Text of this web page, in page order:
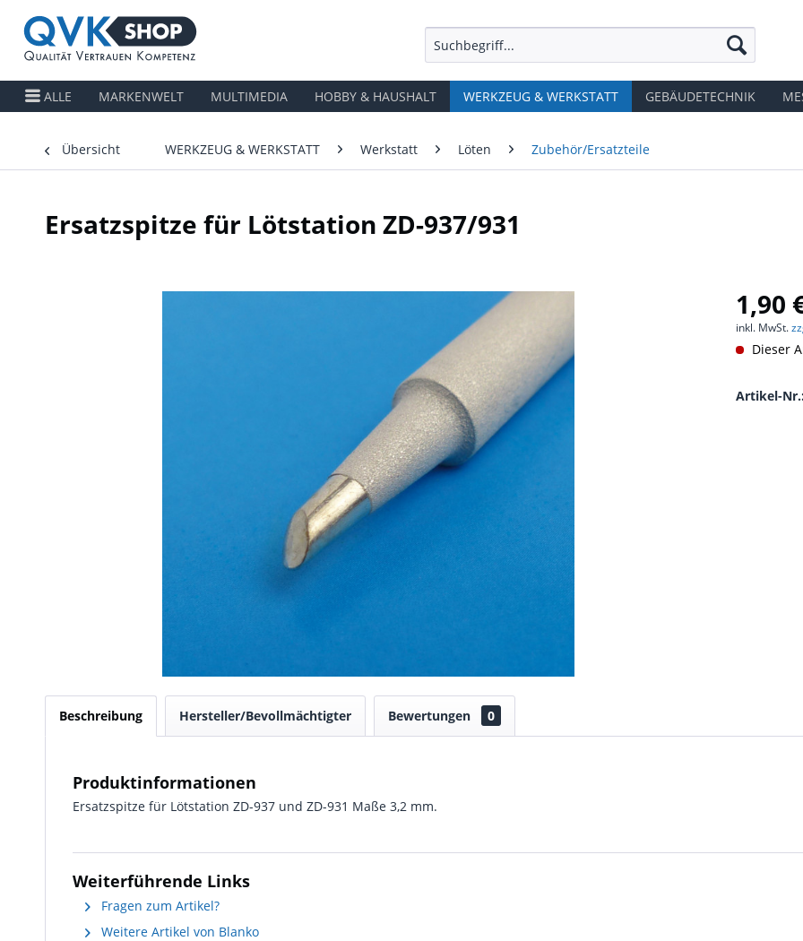
ALLE MARKENWELT MULTIMEDIA HOBBY & HAUSHALT WERKZEUG & WERKSTATT GEBÄUDETECHNIK
Übersicht WERKZEUG & WERKSTATT Werkstatt Löten Zubehör/Ersatzteile
Ersatzspitze für Lötstation ZD-937/931
1,90
inkl. MwSt.
Dieser
Artikel-
Beschreibung Hersteller/Bevollmächtigter Bewertungen 0
Produktinformationen
Ersatzspitze für Lötstation ZD-937 und ZD-931 Maße 3,2 mm.
Weiterführende Links
Fragen zum Artikel?
Weitere Artikel von Blanko